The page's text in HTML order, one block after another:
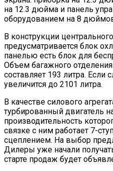
на 12.3 дюйма и панель
оборудованием на 8
В конструкции
предусматривается блок
панелью есть блок для
Объем багажного
составляет 193 литра. Если
увеличится до 2101 литра.
В качестве силового
турбированный двигатель
производительность
связке с ним работает 7-
сцеплением. На выбор
Дилеры уже начали
старте продаж будет